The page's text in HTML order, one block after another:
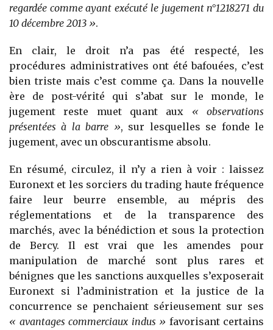
regardée comme ayant exécuté le jugement n°1218271 du
10 décembre 2013 ».
En clair, le droit n’a pas été respecté, les
procédures administratives ont été bafouées, c’est
bien triste mais c’est comme ça. Dans la nouvelle
ère de post-vérité qui s’abat sur le monde, le
jugement reste muet quant aux « observations
présentées à la barre », sur lesquelles se fonde le
jugement, avec un obscurantisme absolu.
En résumé, circulez, il n’y a rien à voir : laissez
Euronext et les sorciers du trading haute fréquence
faire leur beurre ensemble, au mépris des
réglementations et de la transparence des
marchés, avec la bénédiction et sous la protection
de Bercy. Il est vrai que les amendes pour
manipulation de marché sont plus rares et
bénignes que les sanctions auxquelles s’exposerait
Euronext si l’administration et la justice de la
concurrence se penchaient sérieusement sur ses
« avantages commerciaux indus » favorisant certains